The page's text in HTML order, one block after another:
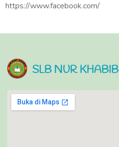
https://www.facebook.com/
SLB NUR KHABIB